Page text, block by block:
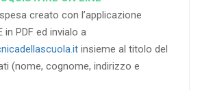
creato con l’applicazione
in PDF ed invialo a
insieme al titolo del
(nome, cognome, indirizzo e